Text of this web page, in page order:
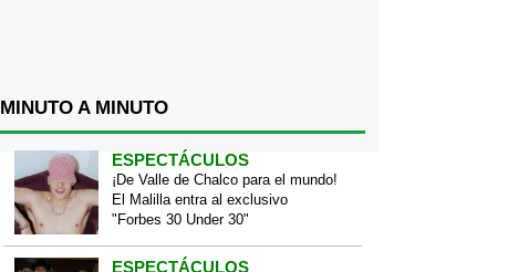
MINUTO A MINUTO
ESPECTÁCULOS
¡De Valle de Chalco para el mundo!
El Malilla entra al exclusivo
"Forbes 30 Under 30"
ESPECTÁCULOS